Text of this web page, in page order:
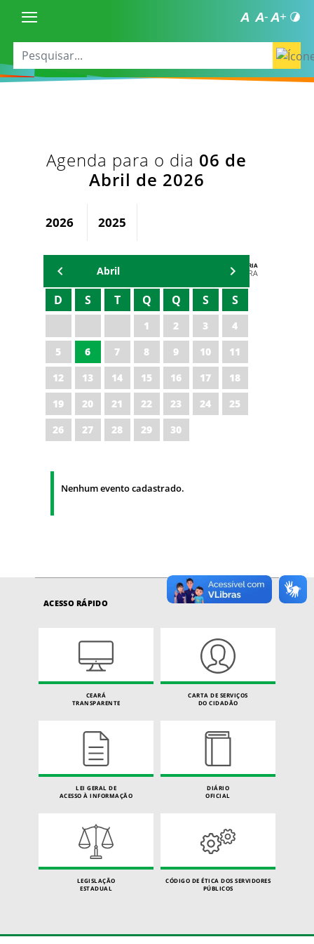
Agenda para o dia 06 de
Abril de 2026
2026 2025
AGENDA DA SECRETARIA
ZELMA MADEIRA
Abril
D S T Q Q S S
1 2 3
4
5
6 7 8 9 10
11
12
13 14 15 16 17
18
19
20 21 22 23 24
25
26
27 28 29 30
Nenhum evento cadastrado.
ACESSO RÁPIDO
CEARÁ
TRANSPARENTE
CARTA DE SERVIÇOS
DO CIDADÃO
LEI GERAL DE
ACESSO À INFORMAÇÃO
DIÁRIO
OFICIAL
LEGISLAÇÃO
ESTADUAL
CÓDIGO DE ÉTICA DOS SERVIDORES
PÚBLICOS